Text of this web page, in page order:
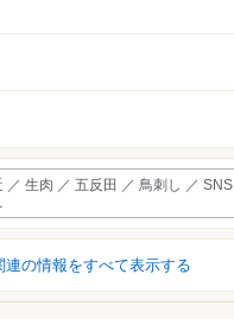
／ 生肉 ／ 五反田 ／ 鳥刺し ／ SNS
連の情報をすべて表示する